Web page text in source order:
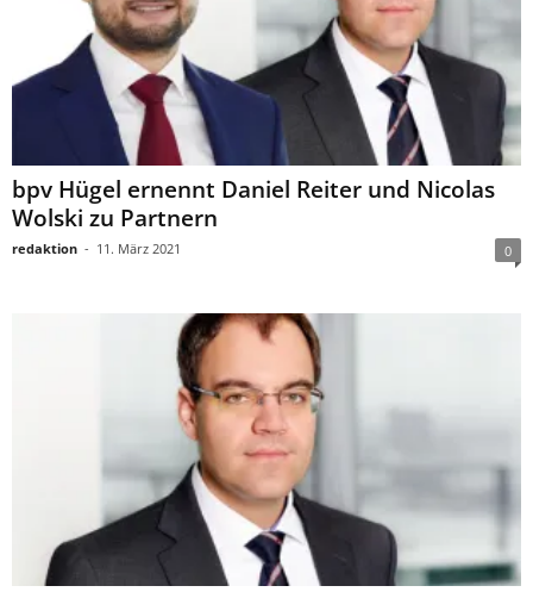
bpv Hügel ernennt Daniel Reiter und Nicolas
Wolski zu Partnern
redaktion - 11. März 2021 0